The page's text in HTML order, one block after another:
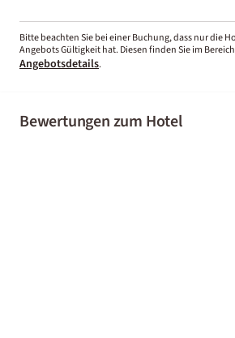
Bitte beachten Sie bei einer Buchung, dass nur die
Angebots Gültigkeit hat. Diesen finden Sie im
Angebotsdetails.
Bewertungen zum Hotel